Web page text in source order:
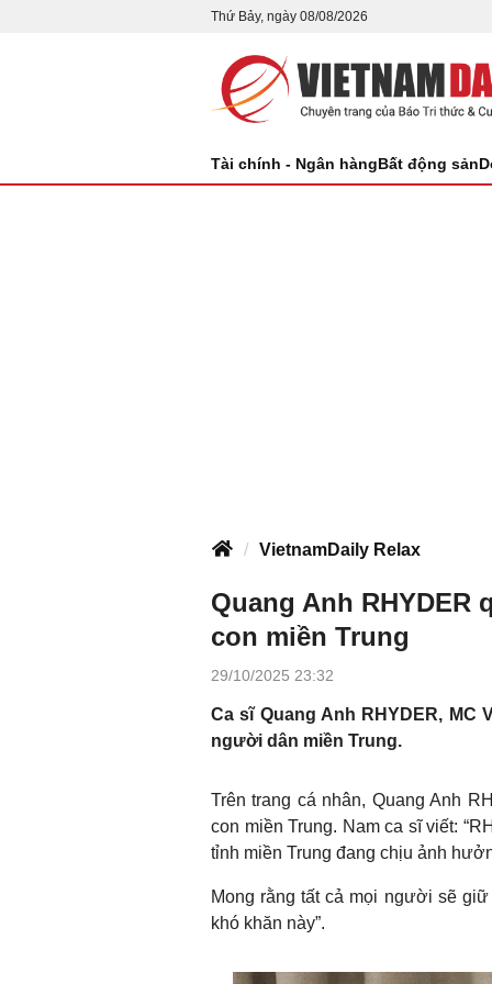
Thứ Bảy, ngày 08/08/2026
Tài chính - Ngân hàngBất động sản
VietnamDaily Relax
Quang Anh
con miền Trung
29/10/2025 23:32
Ca sĩ Quang Anh RHYDER,
người dân miền Trung.
Trên trang cá nhân, Quang Anh
con miền Trung. Nam ca sĩ viết:
tỉnh miền Trung đang chịu ảnh
Mong rằng tất cả mọi người sẽ
khó khăn này”.